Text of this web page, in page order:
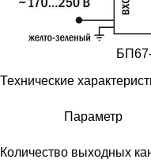
Технические
Параметр
Количество выходных